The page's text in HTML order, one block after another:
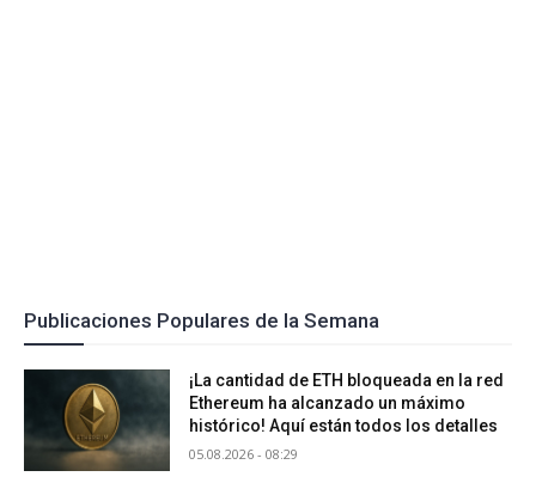
Publicaciones Populares de la Semana
¡La cantidad de ETH bloqueada en la red
Ethereum ha alcanzado un máximo
histórico! Aquí están todos los detalles
05.08.2026 - 08:29